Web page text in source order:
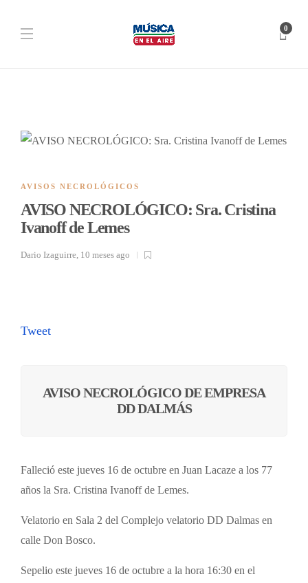
0
AVISOS NECROLÓGICOS
AVISO NECROLÓGICO: Sra. Cristina
Ivanoff de Lemes
Dario Izaguirre, 10 meses ago
Tweet
AVISO NECROLÓGICO DE EMPRESA
DD DALMÁS
Falleció este jueves 16 de octubre en Juan Lacaze a los 77
años la Sra. Cristina Ivanoff de Lemes.
Velatorio en Sala 2 del Complejo velatorio DD Dalmas en
calle Don Bosco.
Sepelio este jueves 16 de octubre a la hora 16:30 en el